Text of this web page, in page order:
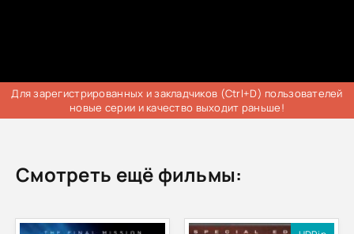
Для зарегистрированных и закладчиков (Ctrl+D) пользователей
новые серии и качество выходит раньше!
Смотреть ещё фильмы: